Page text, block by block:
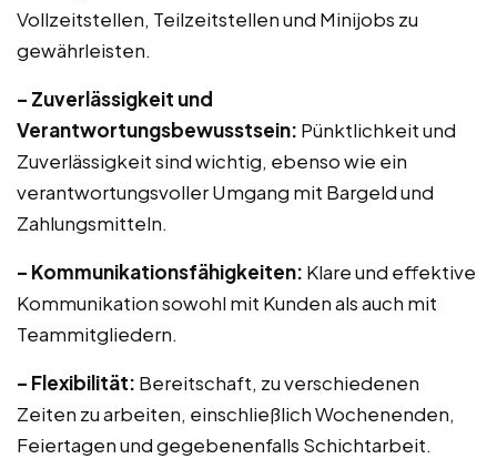
Vollzeitstellen, Teilzeitstellen und Minijobs zu
gewährleisten.
– Zuverlässigkeit und
Verantwortungsbewusstsein: Pünktlichkeit und
Zuverlässigkeit sind wichtig, ebenso wie ein
verantwortungsvoller Umgang mit Bargeld und
Zahlungsmitteln.
– Kommunikationsfähigkeiten: Klare und effektive
Kommunikation sowohl mit Kunden als auch mit
Teammitgliedern.
– Flexibilität: Bereitschaft, zu verschiedenen
Zeiten zu arbeiten, einschließlich Wochenenden,
Feiertagen und gegebenenfalls Schichtarbeit.